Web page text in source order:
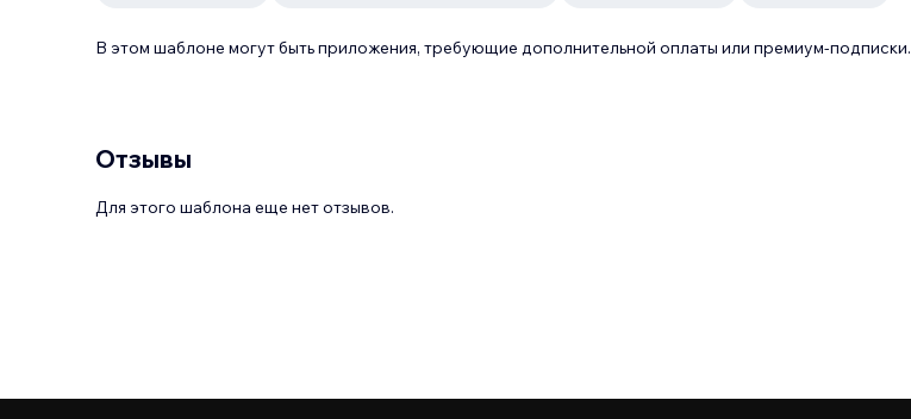
В этом шаблоне могут быть приложения, требующие дополнительной оплаты или премиум-подписки.
Отзывы
Для этого шаблона еще нет отзывов.